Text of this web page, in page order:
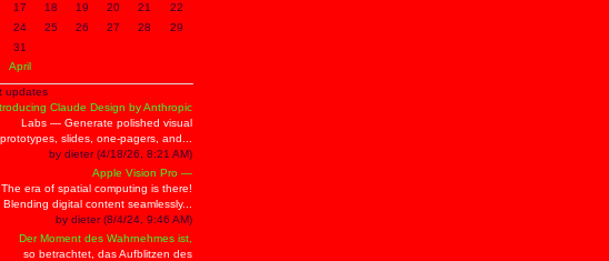
17 18 19 20 21
22
24 25 26 27 28
29
31
April
updates
Claude Design by Anthropic
Labs — Generate polished visual
prototypes, slides, one-pagers, and...
by dieter (4/18/26, 8:21 AM)
Apple Vision Pro —
The era of spatial computing is there!
Blending digital content seamlessly...
by dieter (8/4/24, 9:46 AM)
Der Moment des Wahrnehmes ist,
so betrachtet, das Aufblitzen des